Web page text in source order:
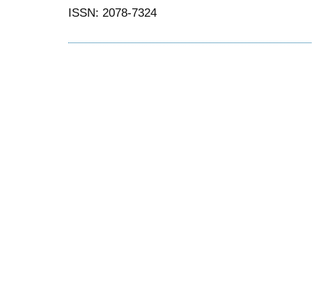
ISSN: 2078-7324